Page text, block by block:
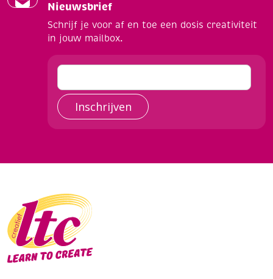
Nieuwsbrief
Schrijf je voor af en toe een dosis creativiteit
in jouw mailbox.
Inschrijven